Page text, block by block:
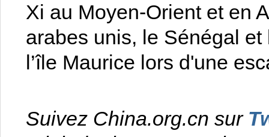
Xi au Moyen-Orient et en
arabes unis, le Sénégal
l’île Maurice lors d'une
Suivez China.org.cn sur